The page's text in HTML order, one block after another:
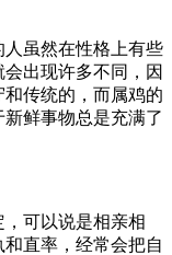
虽然在性格上有些
出现许多不同，因
传统的，而属鸡的
鲜事物总是充满了
可以说是相亲相
直率，经常会把自